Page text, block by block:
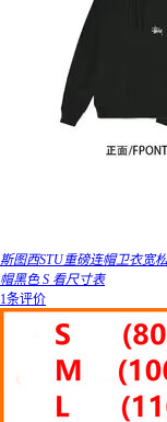
斯图西STU重磅连帽卫衣宽
帽黑色 S 看尺寸表
1条评价